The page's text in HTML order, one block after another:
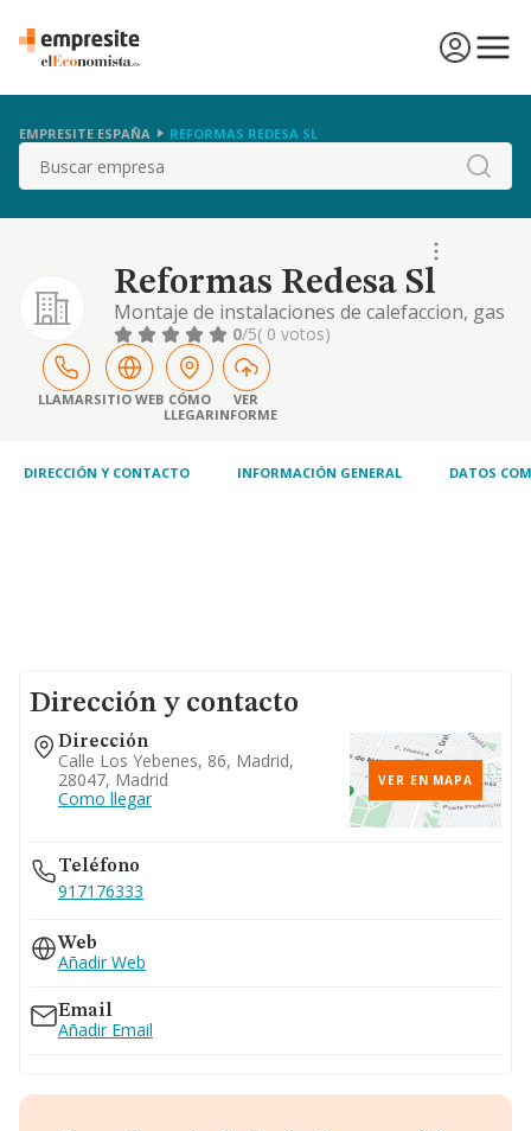
EMPRESITE ESPAÑA REFORMAS REDESA SL
Buscar
Reformas Redesa Sl
Montaje de instalaciones de calefaccion, gas
y fontaneria revestimiento, decoracion y
pintura de exteriores e interiores. y
compraventa de bienes inmuebles.
0/5( 0 votos)
LLAMARSITIO WEB CÓMO
LLEGAR
VER
INFORME
DIRECCIÓN Y CONTACTO INFORMACIÓN GENERAL DATOS
Dirección y contacto
Dirección
Calle Los Yebenes, 86, Madrid,
28047, Madrid
Como llegar
VER EN MAPA
Teléfono
917176333
Web
Añadir Web
Email
Añadir Email